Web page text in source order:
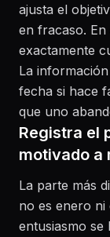
ajusta el
en fracaso.
exactamente
La
fecha si hace
que uno
Registra el
motivado a
La parte más
no es enero ni
entusiasmo se